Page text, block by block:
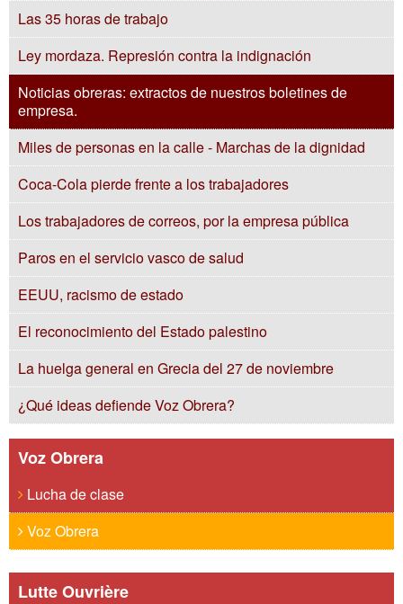
Las 35 horas de trabajo
Ley mordaza. Represión contra la indignación
Noticias obreras: extractos de nuestros boletines de
empresa.
Miles de personas en la calle - Marchas de la dignidad
Coca-Cola pierde frente a los trabajadores
Los trabajadores de correos, por la empresa pública
Paros en el servicio vasco de salud
EEUU, racismo de estado
El reconocimiento del Estado palestino
La huelga general en Grecia del 27 de noviembre
¿Qué ideas defiende Voz Obrera?
Voz Obrera
Lucha de clase
Voz Obrera
Lutte Ouvrière